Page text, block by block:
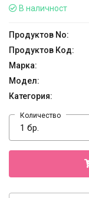
В наличност
Продуктов No:
Продуктов Код:
Марка:
Модел:
Категория:
Количество